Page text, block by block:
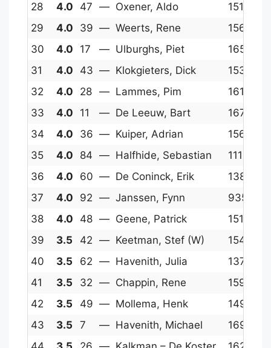
28
4.0 47 — Oxener, Aldo 1513
29
4.0 39 — Weerts, Rene 1560
30
4.0 17 — Ulburghs, Piet 1650
31
4.0 43 — Klokgieters, Dick 1534
32
4.0 28 — Lammes, Pim 1613
33
4.0 11 — De Leeuw, Bart 1678
34
4.0 36 — Kuiper, Adrian 1569
35
4.0 84 — Halfhide, Sebastian 1119
36
4.0 60 — De Coninck, Erik 1389
37
4.0 92 — Janssen, Fynn 935
38
4.0 48 — Geene, Patrick 1511
39
3.5 42 — Keetman, Stef (W) 1549
40
3.5 62 — Havenith, Julia 1377
41
3.5 32 — Chappin, Rene 1592
42
3.5 49 — Mollema, Henk 1493
43
3.5 7 — Havenith, Michael 1691